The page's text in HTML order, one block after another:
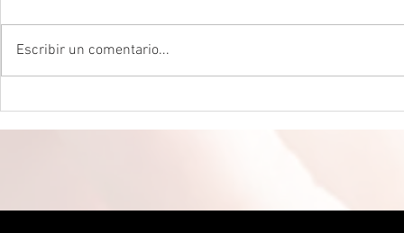
Escribir un comentario...